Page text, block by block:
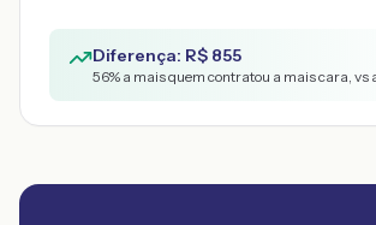
Diferença: R$ 855
56% a mais quem contratou a mais cara, vs